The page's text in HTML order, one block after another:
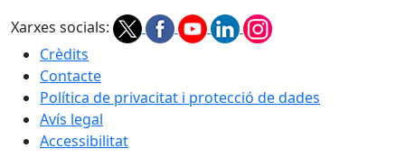
Xarxes socials:
Crèdits
Contacte
Política de privacitat i protecció de dades
Avís legal
Accessibilitat